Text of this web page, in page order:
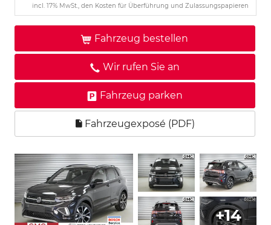
incl. 17% MwSt., den Kosten für Überführung und Zulassungspapieren
Fahrzeug bestellen
Wir rufen Sie an
Fahrzeug parken
Fahrzeugexposé (PDF)
+14